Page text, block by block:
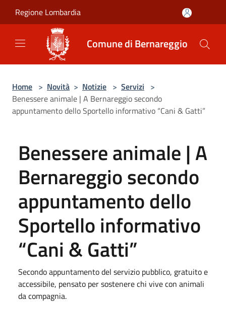
Regione Lombardia
Comune di Bernareggio
Home > Novità > Notizie > Servizi >
Benessere animale | A Bernareggio secondo
appuntamento dello Sportello informativo “Cani & Gatti”
Benessere animale | A
Bernareggio secondo
appuntamento dello
Sportello informativo
“Cani & Gatti”
Secondo appuntamento del servizio pubblico, gratuito e
accessibile, pensato per sostenere chi vive con animali
da compagnia.